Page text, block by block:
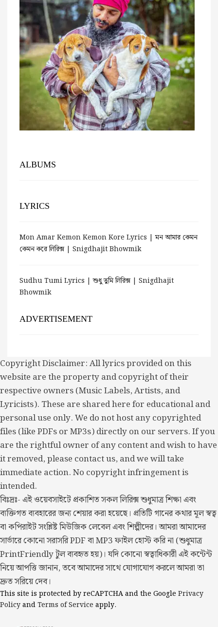
ALBUMS
LYRICS
Mon Amar Kemon Kemon Kore Lyrics | মন আমার কেমন
কেমন করে লিরিক্স | Snigdhajit Bhowmik
Sudhu Tumi Lyrics | শুধু তুমি লিরিক্স | Snigdhajit
Bhowmik
ADVERTISEMENT
Copyright Disclaimer: All lyrics provided on this
website are the property and copyright of their
respective owners (Music Labels, Artists, and
Lyricists). These are shared here for educational and
personal use only. We do not host any copyrighted
files (like PDFs or MP3s) directly on our servers. If you
are the rightful owner of any content and wish to have
it removed, please contact us, and we will take
immediate action. No copyright infringement is
intended.
বিঃদ্রঃ- এই ওয়েবসাইটে প্রকাশিত সকল লিরিক্স শুধুমাত্র শিক্ষা এবং
ব্যক্তিগত ব্যবহারের জন্য শেয়ার করা হয়েছে। প্রতিটি গানের কথার মূল স্বত্ব
বা কপিরাইট সংশ্লিষ্ট মিউজিক লেবেল এবং শিল্পীদের। আমরা আমাদের
সার্ভারে কোনো সরাসরি PDF বা MP3 ফাইল হোস্ট করি না (শুধুমাত্র
PrintFriendly টুল ব্যবহৃত হয়)। যদি কোনো স্বত্বাধিকারী এই কন্টেন্ট
নিয়ে আপত্তি জানান, তবে আমাদের সাথে যোগাযোগ করলে আমরা তা
দ্রুত সরিয়ে দেব।
This site is protected by reCAPTCHA and the Google Privacy
PolicyandTerms of Service apply.